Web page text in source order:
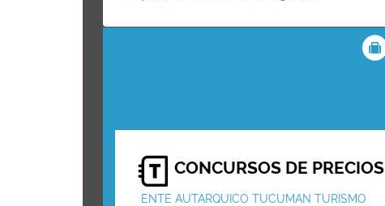
CONCURSOS DE PRECIOS
ENTE AUTARQUICO TUCUMAN TURISMO